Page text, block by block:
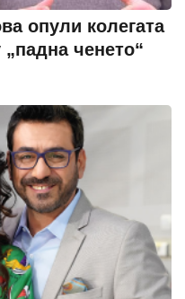
опули колегата
ченето“